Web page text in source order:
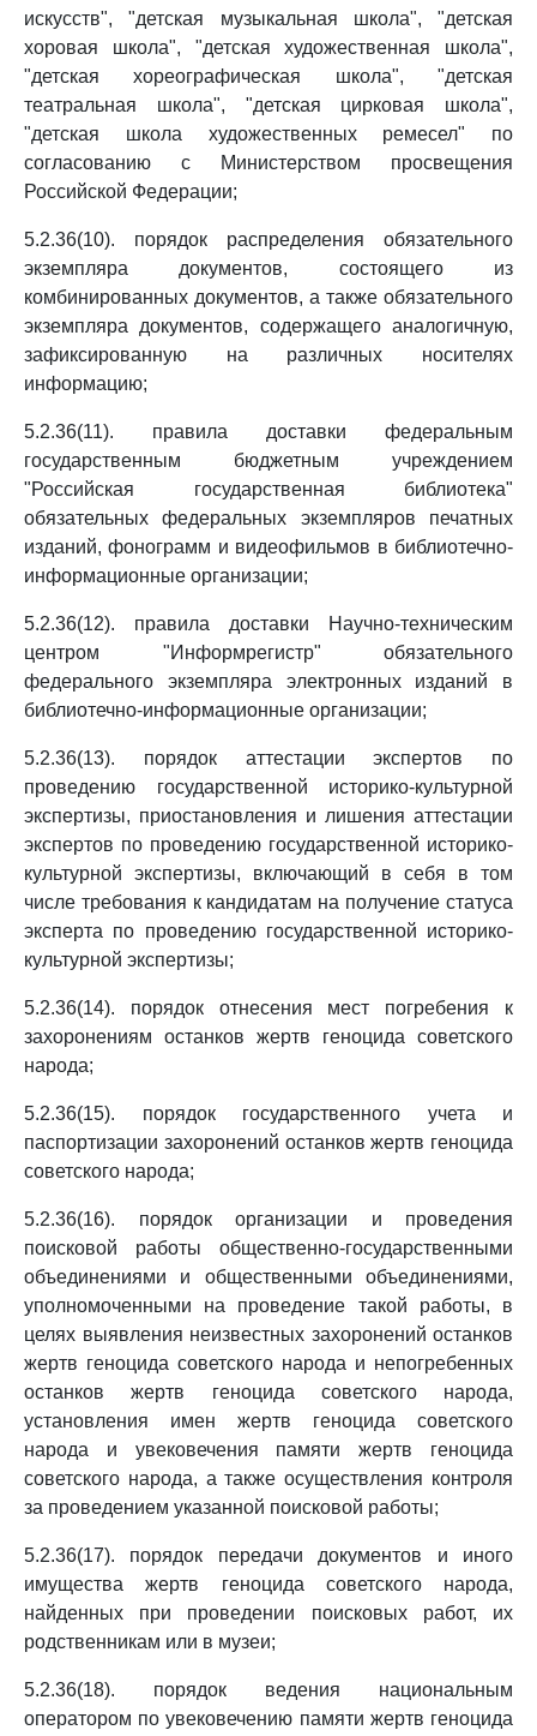
искусств", "детская музыкальная школа", "детская
хоровая школа", "детская художественная школа",
"детская хореографическая школа", "детская
театральная школа", "детская цирковая школа",
"детская школа художественных ремесел" по
согласованию с Министерством просвещения
Российской Федерации;
5.2.36(10). порядок распределения обязательного
экземпляра документов, состоящего из
комбинированных документов, а также обязательного
экземпляра документов, содержащего аналогичную,
зафиксированную на различных носителях
информацию;
5.2.36(11). правила доставки федеральным
государственным бюджетным учреждением
"Российская государственная библиотека"
обязательных федеральных экземпляров печатных
изданий, фонограмм и видеофильмов в библиотечно-
информационные организации;
5.2.36(12). правила доставки Научно-техническим
центром "Информрегистр" обязательного
федерального экземпляра электронных изданий в
библиотечно-информационные организации;
5.2.36(13). порядок аттестации экспертов по
проведению государственной историко-культурной
экспертизы, приостановления и лишения аттестации
экспертов по проведению государственной историко-
культурной экспертизы, включающий в себя в том
числе требования к кандидатам на получение статуса
эксперта по проведению государственной историко-
культурной экспертизы;
5.2.36(14). порядок отнесения мест погребения к
захоронениям останков жертв геноцида советского
народа;
5.2.36(15). порядок государственного учета и
паспортизации захоронений останков жертв геноцида
советского народа;
5.2.36(16). порядок организации и проведения
поисковой работы общественно-государственными
объединениями и общественными объединениями,
уполномоченными на проведение такой работы, в
целях выявления неизвестных захоронений останков
жертв геноцида советского народа и непогребенных
останков жертв геноцида советского народа,
установления имен жертв геноцида советского
народа и увековечения памяти жертв геноцида
советского народа, а также осуществления контроля
за проведением указанной поисковой работы;
5.2.36(17). порядок передачи документов и иного
имущества жертв геноцида советского народа,
найденных при проведении поисковых работ, их
родственникам или в музеи;
5.2.36(18). порядок ведения национальным
оператором по увековечению памяти жертв геноцида